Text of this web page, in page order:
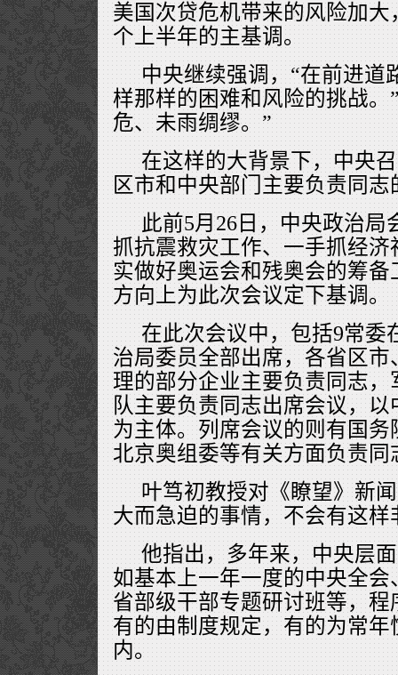
美国次贷危机带来的风险加大
个上半年的主基调。
中央继续强调，“在前进道
样那样的困难和风险的挑战。
危、未雨绸缪。”
在这样的大背景下，中央
区市和中央部门主要负责同
此前5月26日，中央政治局
抓抗震救灾工作、一手抓经济
实做好奥运会和残奥会的筹备
方向上为此次会议定下基调。
在此次会议中，包括9常委
治局委员全部出席，各省区
理的部分企业主要负责同志
队主要负责同志出席会议，
为主体。列席会议的则有国
北京奥组委等有关方面负责同
叶笃初教授对《瞭望》新
大而急迫的事情，不会有这样
他指出，多年来，中央层
如基本上一年一度的中央全
省部级干部专题研讨班等，
有的由制度规定，有的为常
内。